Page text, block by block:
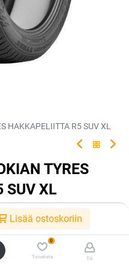
Lisää ostoskoriin
0
Toivelista Tili
HAKKAPELIITTA R5 SUV XL
TYRES
SUV XL